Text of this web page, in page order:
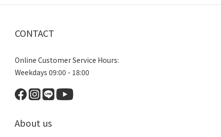
CONTACT
Online Customer Service Hours:
Weekdays 09:00 - 18:00
About us